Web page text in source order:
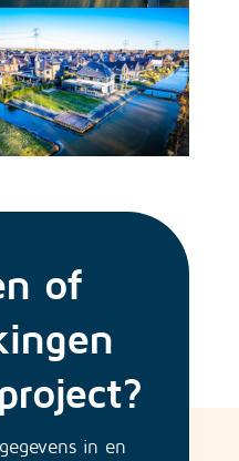
of
in en